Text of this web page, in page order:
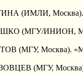
(ИМЛИ, Москва).
(МГУ/ИНИОН,
(МГУ, Москва).
(МГУ, Москва).